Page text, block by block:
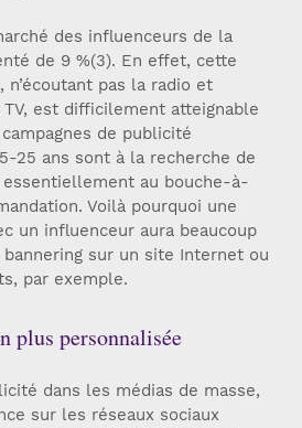
des influenceurs de la
de 9 %(3). En effet, cette
n’écoutant pas la radio et
est difficilement atteignable
de publicité
25 ans sont à la recherche de
au bouche-à-
Voilà pourquoi une
un influenceur aura beaucoup
bannering sur un site Internet ou
par exemple.
plus personnalisée
dans les médias de masse,
sur les réseaux sociaux